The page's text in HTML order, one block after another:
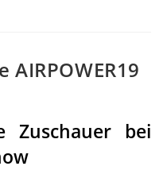
Zuschauer bei